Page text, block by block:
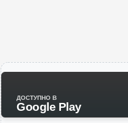
ДОСТУПНО В
Google Play